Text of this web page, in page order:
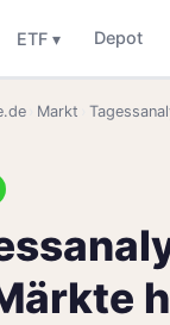
ETF ▾ Depot
Markt